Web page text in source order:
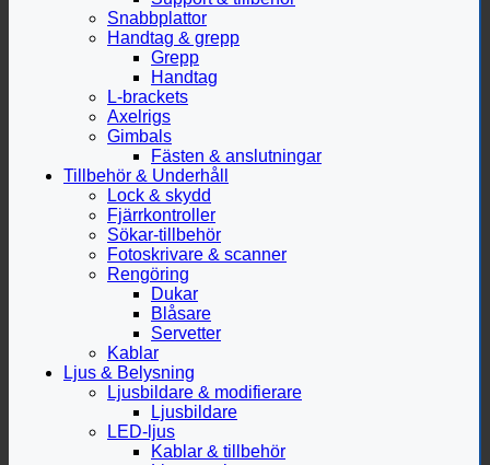
Snabbplattor
Handtag & grepp
Grepp
Handtag
L-brackets
Axelrigs
Gimbals
Fästen & anslutningar
Tillbehör & Underhåll
Lock & skydd
Fjärrkontroller
Sökar-tillbehör
Fotoskrivare & scanner
Rengöring
Dukar
Blåsare
Servetter
Kablar
Ljus & Belysning
Ljusbildare & modifierare
Ljusbildare
LED-ljus
Kablar & tillbehör